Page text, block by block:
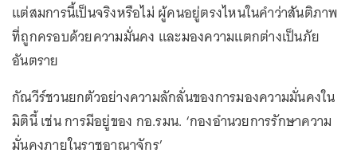
แต่สมการนี้เป็นจริงหรือไม่ ผู้คนอยู่ตรงไหนในคำว่าสันติภาพ
ที่ถูกครอบด้วยความมั่นคง และมองความแตกต่างเป็นภัย
อันตราย
กัณวีร์ชวนยกตัวอย่างความลักลั่นของการมองความมั่นคงใน
มิตินี้ เช่น การมีอยู่ของ กอ.รมน. ‘กองอำนวยการรักษาความ
มั่นคงภายในราชอาณาจักร’